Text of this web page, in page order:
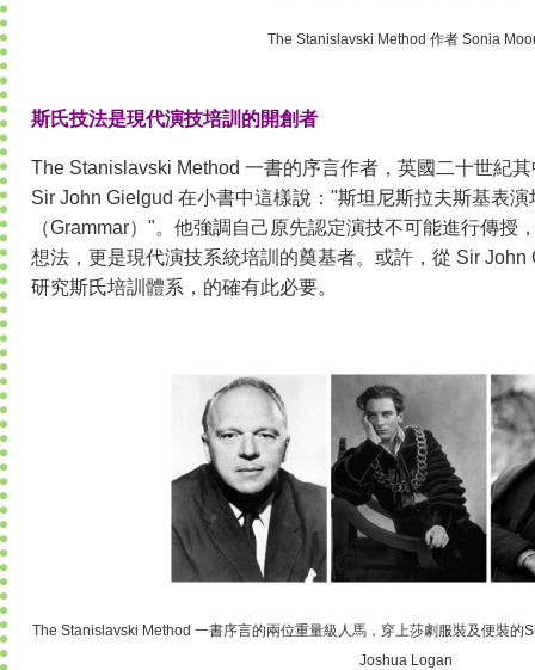
The Stanislavski Method 作者 Sonia
斯氏技法是現代演技培訓的開創者
The Stanislavski Method 一書的序言作者，英國二十世紀
Sir John Gielgud 在小書中這樣說："斯坦尼斯拉夫斯基表
（Grammar）"。他強調自己原先認定演技不可能進行傳授
想法，更是現代演技系統培訓的奠基者。或許，從 Sir
研究斯氏培訓體系，的確有此必要。
The Stanislavski Method 一書序言的兩位重量級人馬，穿上莎劇服裝及便裝的
Joshua Logan